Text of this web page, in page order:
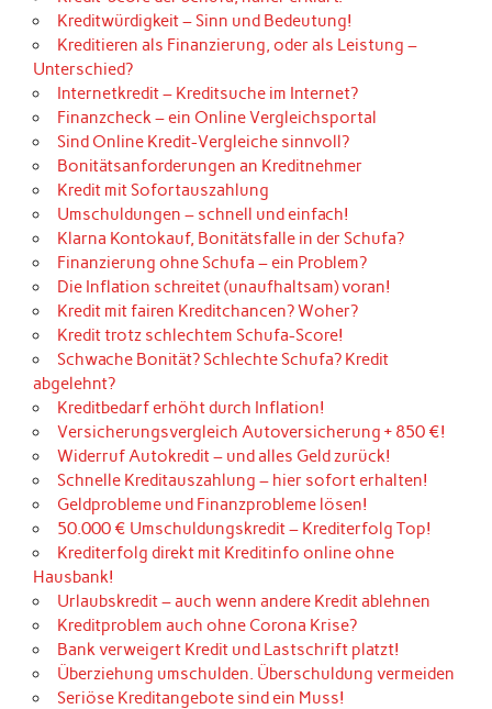
Kreditwürdigkeit – Sinn und Bedeutung!
Kreditieren als Finanzierung, oder als Leistung –
Unterschied?
Internetkredit – Kreditsuche im Internet?
Finanzcheck – ein Online Vergleichsportal
Sind Online Kredit-Vergleiche sinnvoll?
Bonitätsanforderungen an Kreditnehmer
Kredit mit Sofortauszahlung
Umschuldungen – schnell und einfach!
Klarna Kontokauf, Bonitätsfalle in der Schufa?
Finanzierung ohne Schufa – ein Problem?
Die Inflation schreitet (unaufhaltsam) voran!
Kredit mit fairen Kreditchancen? Woher?
Kredit trotz schlechtem Schufa-Score!
Schwache Bonität? Schlechte Schufa? Kredit
abgelehnt?
Kreditbedarf erhöht durch Inflation!
Versicherungsvergleich Autoversicherung + 850 €!
Widerruf Autokredit – und alles Geld zurück!
Schnelle Kreditauszahlung – hier sofort erhalten!
Geldprobleme und Finanzprobleme lösen!
50.000 € Umschuldungskredit – Krediterfolg Top!
Krediterfolg direkt mit Kreditinfo online ohne
Hausbank!
Urlaubskredit – auch wenn andere Kredit ablehnen
Kreditproblem auch ohne Corona Krise?
Bank verweigert Kredit und Lastschrift platzt!
Überziehung umschulden. Überschuldung vermeiden
Seriöse Kreditangebote sind ein Muss!